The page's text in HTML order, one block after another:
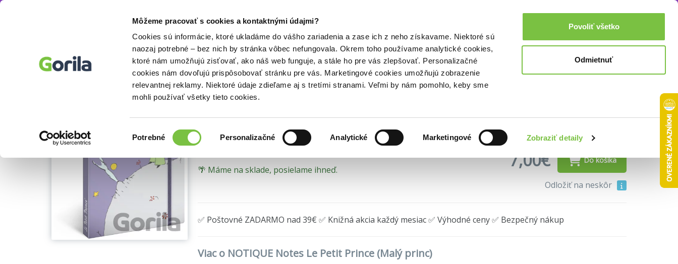
Môžeme pracovať s cookies a kontaktnými údajmi?
Cookies sú informácie, ktoré ukladáme do vášho zariadenia a zase ich z neho získavame. Niektoré sú
naozaj potrebné – bez nich by stránka vôbec nefungovala. Okrem toho používame analytické cookies,
ktoré nám umožňujú zisťovať, ako náš web funguje, a stále ho pre vás zlepšovať. Personalizačné
cookies nám dovoľujú prispôsobovať stránku pre vás. Marketingové cookies umožňujú zobrazenie
relevantnej reklamy. Niektoré údaje zdieľame aj s tretími stranami. Veľmi by nám pomohlo, keby sme
mohli používať všetky tieto cookies.
súhlasu
Potrebné Personalizačné Analytické Marketingové Zobraziť detaily
Povoliť všetko
Odmietnuť
Doplnky Prihlásenie 0,00€
Zápisníky, kalendáre Iné diáre a zápisníky Ostatné NOTIQUE Notes Le Petit... Akcie a zľavy
Ukážka NOTIQUE Notes Le Petit Prince (Malý princ)
linajkovaný
🌴 Máme na sklade, posielame ihneď. 7,00€ Do košíka
Odložiť na neskôr
✅ Poštovné ZADARMO nad 39€ ✅ Knižná akcia každý mesiac ✅ Výhodné ceny ✅ Bezpečný nákup
Viac o NOTIQUE Notes Le Petit Prince (Malý princ)